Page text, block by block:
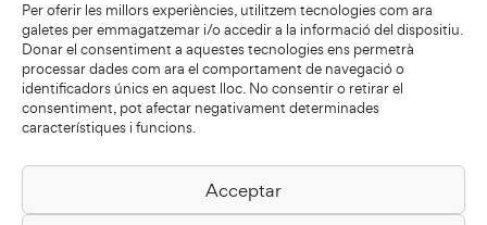
Per oferir les millors experiències, utilitzem tecnologies com ara
galetes per emmagatzemar i/o accedir a la informació del dispositiu.
Donar el consentiment a aquestes tecnologies ens permetrà
processar dades com ara el comportament de navegació o
identificadors únics en aquest lloc. No consentir o retirar el
consentiment, pot afectar negativament determinades
característiques i funcions.
Acceptar
Biblioteca Pilarin Bayés